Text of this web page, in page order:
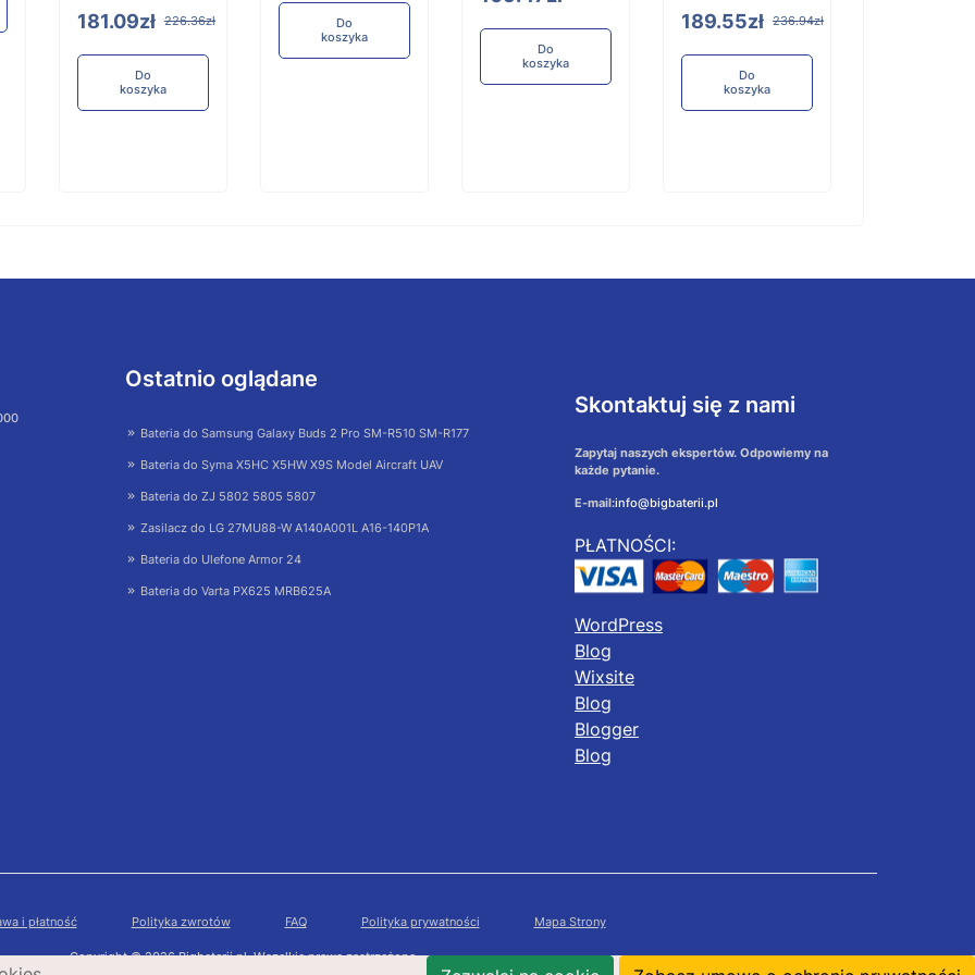
181.09zł 226.36zł
Do
koszyka
Do
koszyka
Do
koszyka
189.55zł 236.94zł
Do
koszyka
Ostatnio oglądane
Bateria do Samsung Galaxy Buds 2 Pro SM-R510 SM-R177
Bateria do Syma X5HC X5HW X9S Model Aircraft UAV
Bateria do ZJ 5802 5805 5807
Zasilacz do LG 27MU88-W A140A001L A16-140P1A
Bateria do Ulefone Armor 24
Bateria do Varta PX625 MRB625A
Skontaktuj się z nami
Zapytaj naszych ekspertów. Odpowiemy na
każde pytanie.
E-mail:info@bigbaterii.pl
PŁATNOŚCI:
WordPress
Blog
Wixsite
Blog
Blogger
Blog
i płatność Polityka zwrotów FAQ Polityka prywatności Mapa Strony
Copyright © 2026 Bigbaterii.pl. Wszelkie prawa zastrzeżone.